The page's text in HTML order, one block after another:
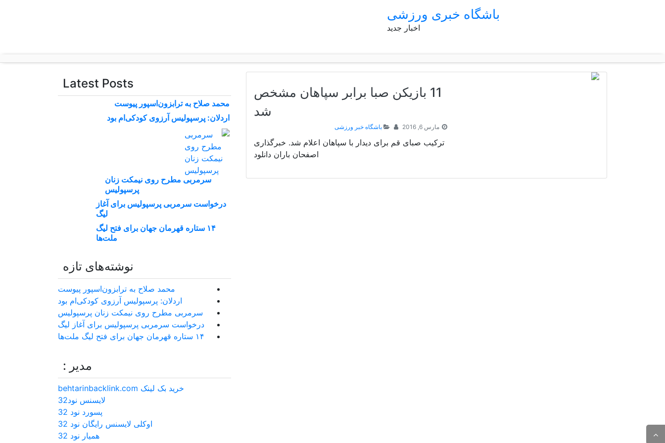
باشگاه خبری ورزشی
اخبار جدید
11 بازیکن صبا برابر سپاهان مشخص
شد
مارس 6, 2016 باشگاه خبر ورزشی
ترکیب صبای قم برای دیدار با سپاهان اعلام شد. خبرگذاری
اصفحان باران دانلود
Latest Posts
محمد صلاح به ترابزون‌اسپور پیوست
اردلان: پرسپولیس آرزوی کودکی‌ام بود
سرمربی مطرح روی نیمکت زنان
پرسپولیس
درخواست سرمربی پرسپولیس برای آغاز
لیگ
۱۴ ستاره قهرمان جهان برای فتح لیگ
ملت‌ها
نوشته‌های تازه
محمد صلاح به ترابزون‌اسپور پیوست
اردلان: پرسپولیس آرزوی کودکی‌ام بود
سرمربی مطرح روی نیمکت زنان پرسپولیس
درخواست سرمربی پرسپولیس برای آغاز لیگ
۱۴ ستاره قهرمان جهان برای فتح لیگ ملت‌ها
مدیر :
خرید بک لینک behtarinbacklink.com
لایسنس نود32
پسورد نود 32
اوکلی لایسنس رایگان نود 32
همیار نود 32